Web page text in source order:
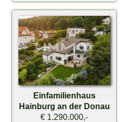
Einfamilienhaus
Hainburg an der Donau
€ 1.290.000,-